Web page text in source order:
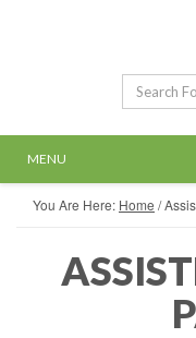
MENU
You Are Here: Home /